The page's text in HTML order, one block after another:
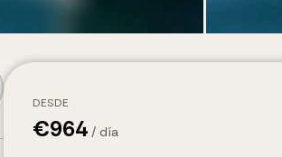
DESDE
€964 / día